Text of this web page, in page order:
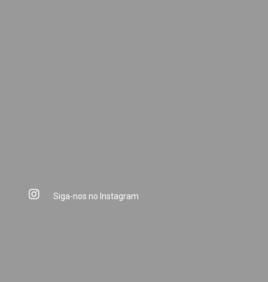
Siga-nos no Instagram